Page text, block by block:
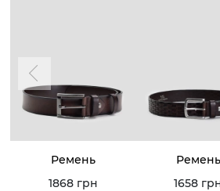
Ремень
1868 грн
Ремень
1658